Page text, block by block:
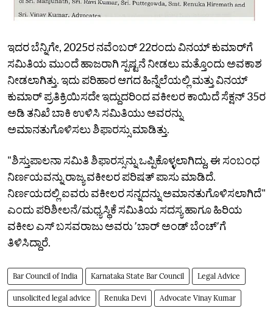
ಇದರ ಬೆನ್ನಿಗೇ, 2025ರ ನವೆಂಬರ್‌ 22ರಂದು ವಿನಯ್‌ ಕುಮಾರ್‌ಗೆ
ಸಮಿತಿಯ ಮುಂದೆ ಹಾಜರಾಗಿ ಸ್ಪಷ್ಟನೆ ನೀಡಲು ಮತ್ತೊಂದು ಅವಕಾಶ
ನೀಡಲಾಗಿತ್ತು. ಇದು ಪರಿಹಾರ ಆಗದ ಹಿನ್ನೆಲೆಯಲ್ಲಿ ಮತ್ತು ವಿನಯ್‌
ಕುಮಾರ್‌ ಪ್ರತಿಕ್ರಿಯಿಸದೇ ಇದ್ದುದರಿಂದ ವಕೀಲರ ಕಾಯಿದೆ ಸೆಕ್ಷನ್‌ 35ರ
ಅಡಿ ತನಿಖೆ ಬಾಕಿ ಉಳಿಸಿ ಸಮಿತಿಯು ಅವರನ್ನು
ಅಮಾನತುಗೊಳಿಸಲು ಶಿಫಾರಸ್ಸು ಮಾಡಿತ್ತು.
"ಶಿಸ್ತುಪಾಲನಾ ಸಮಿತಿ ಶಿಫಾರಸ್ಸನ್ನು ಒಪ್ಪಿಕೊಳ್ಳಲಾಗಿದ್ದು, ಈ ಸಂಬಂಧ
ನಿರ್ಣಯವನ್ನು ರಾಜ್ಯ ವಕೀಲರ ಪರಿಷತ್‌ ಪಾಸು ಮಾಡಿದೆ.
ನಿರ್ಣಯದಲ್ಲಿ ಐವರು ವಕೀಲರ ಸನ್ನದನ್ನು ಅಮಾನತುಗೊಳಿಸಲಾಗಿದೆ"
ಎಂದು ಪರಿಶೀಲನೆ/ಮಧ್ಯಸ್ಥಿಕೆ ಸಮಿತಿಯ ಸದಸ್ಯ ಹಾಗೂ ಹಿರಿಯ
ವಕೀಲ ಎಸ್‌ ಬಸವರಾಜು ಅವರು ʼಬಾರ್‌ ಅಂಡ್‌ ಬೆಂಚ್‌ʼಗೆ
ತಿಳಿಸಿದ್ದಾರೆ.
Bar Council of India Karnataka State Bar Council Legal Advice
unsolicited legal advice Renuka Devi Advocate Vinay Kumar